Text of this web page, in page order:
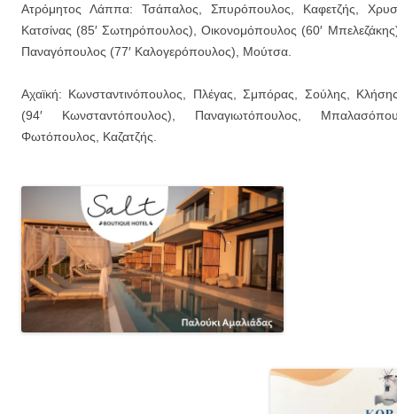
Ατρόμητος Λάππα: Τσάπαλος, Σπυρόπουλος, Καφετζής,
Κατσίνας (85′ Σωτηρόπουλος), Οικονομόπουλος (60′
Παναγόπουλος (77′ Καλογερόπουλος), Μούτσα.
Αχαϊκή: Κωνσταντινόπουλος, Πλέγας, Σμπόρας, Σούλης,
(94′ Κωνσταντόπουλος), Παναγιωτόπουλος,
Φωτόπουλος, Καζατζής.